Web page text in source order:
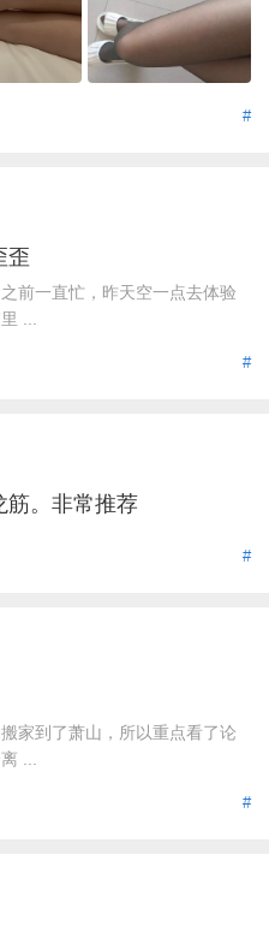
#
歪
前一直忙，昨天空一点去体验
...
#
筋。非常推荐
#
家到了萧山，所以重点看了论
...
#